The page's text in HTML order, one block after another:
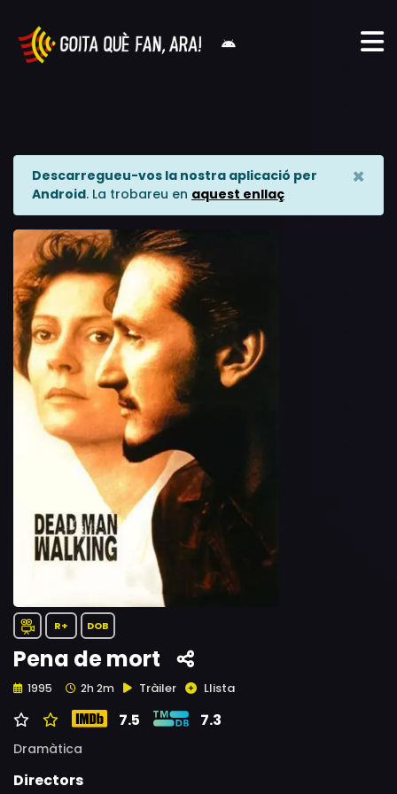
Descarregueu-vos la nostra aplicació per
Android. La trobareu en aquest enllaç
×
R+ DOB
Pena de mort
1995 2h 2m Tràiler Llista
7.5 7.3
Dramàtica
Directors